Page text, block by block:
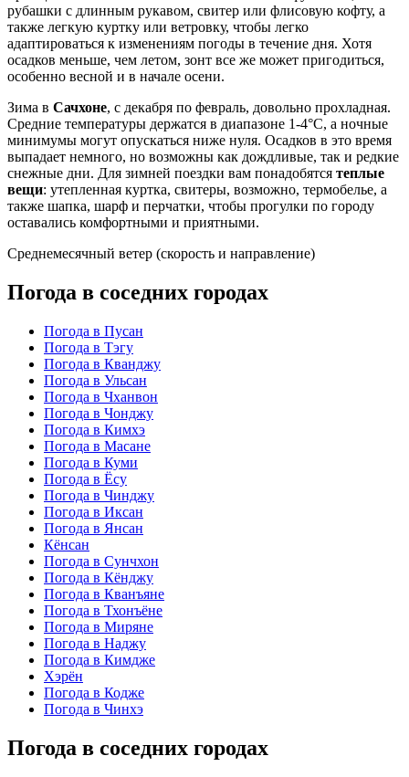
рубашки с длинным рукавом, свитер или флисовую кофту, а
также легкую куртку или ветровку, чтобы легко
адаптироваться к изменениям погоды в течение дня. Хотя
осадков меньше, чем летом, зонт все же может пригодиться,
особенно весной и в начале осени.
Зима в Сачхоне, с декабря по февраль, довольно прохладная.
Средние температуры держатся в диапазоне 1-4°C, а ночные
минимумы могут опускаться ниже нуля. Осадков в это время
выпадает немного, но возможны как дождливые, так и редкие
снежные дни. Для зимней поездки вам понадобятся теплые
вещи: утепленная куртка, свитеры, возможно, термобелье, а
также шапка, шарф и перчатки, чтобы прогулки по городу
оставались комфортными и приятными.
Среднемесячный ветер (скорость и направление)
Погода в соседних городах
Погода в Пусан
Погода в Тэгу
Погода в Кванджу
Погода в Ульсан
Погода в Чханвон
Погода в Чонджу
Погода в Кимхэ
Погода в Масане
Погода в Куми
Погода в Ёсу
Погода в Чинджу
Погода в Иксан
Погода в Янсан
Кёнсан
Погода в Сунчхон
Погода в Кёнджу
Погода в Кванъяне
Погода в Тхонъёне
Погода в Миряне
Погода в Наджу
Погода в Кимдже
Хэрён
Погода в Кодже
Погода в Чинхэ
Погода в соседних городах